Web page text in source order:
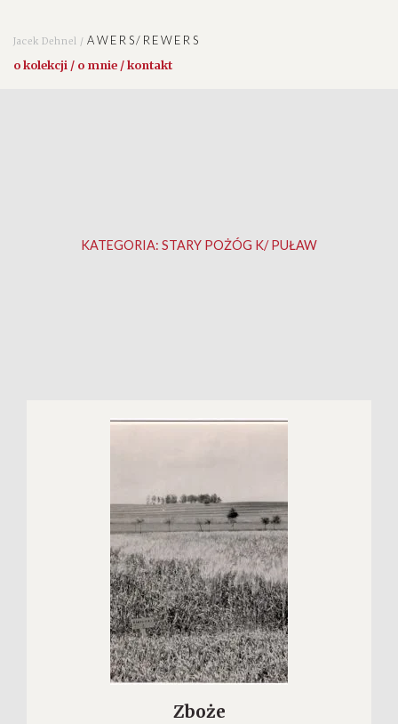
Jacek Dehnel /AWERS/REWERS
o kolekcji / o mnie / kontakt
KATEGORIA: STARY POŻÓG K/ PUŁAW
Zboże